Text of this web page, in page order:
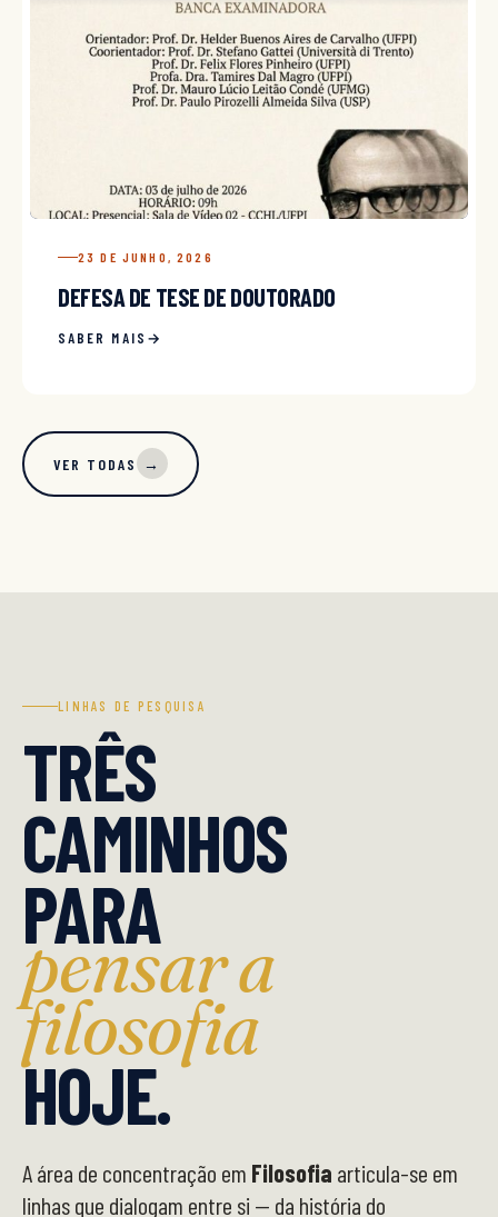
23 DE JUNHO, 2026
DEFESA DE TESE DE DOUTORADO
SABER MAIS
VER TODAS →
LINHAS DE PESQUISA
TRÊS
CAMINHOS
PARA
pensar a
filosofia
HOJE.
A área de concentração em Filosofia articula-se em
linhas que dialogam entre si — da história do